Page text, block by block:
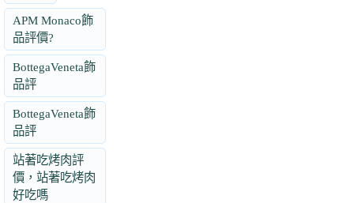
APM Monaco飾
品評價?
BottegaVeneta飾
品評
BottegaVeneta飾
品評
站著吃烤肉評
價，站著吃烤肉
好吃嗎